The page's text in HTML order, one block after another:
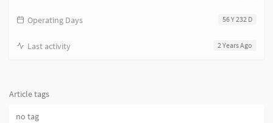
56 Y 232 D
Operating Days
2 Years Ago
Last activity
Article tags
no tag